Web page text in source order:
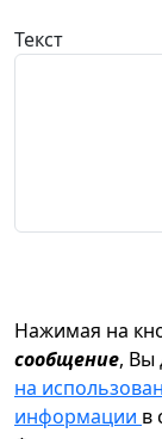
Текст
Нажимая на
сообщение, Вы
на
информации в